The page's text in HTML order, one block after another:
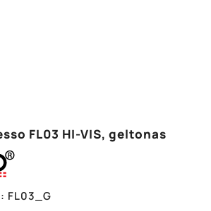
FL03 HI-VIS, geltonas
FL03_G